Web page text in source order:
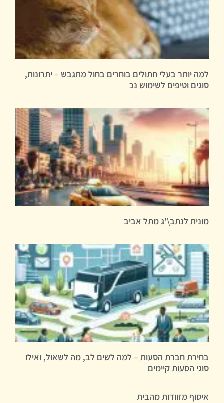
למה יותר בעלי חתולים בוחרים בחול מתגבש – יתרונות,
סוגים וטיפים לשימוש נכ
מונית לנתב\'ג מתל אביב
בחירת חברת הסעות – למה לשים לב, מה לשאול, ואילו
סוגי הסעות קיימים
איסוף מזוודות מהבית